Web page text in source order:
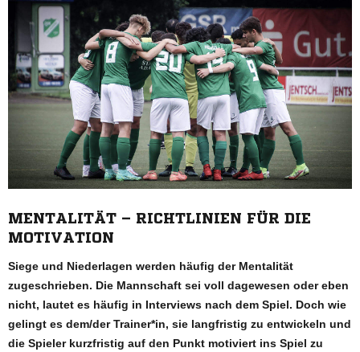
MENTALITÄT – RICHTLINIEN FÜR DIE
MOTIVATION
Siege und Niederlagen werden häufig der Mentalität
zugeschrieben. Die Mannschaft sei voll dagewesen oder eben
nicht, lautet es häufig in Interviews nach dem Spiel. Doch wie
gelingt es dem/der Trainer*in, sie langfristig zu entwickeln und
die Spieler kurzfristig auf den Punkt motiviert ins Spiel zu